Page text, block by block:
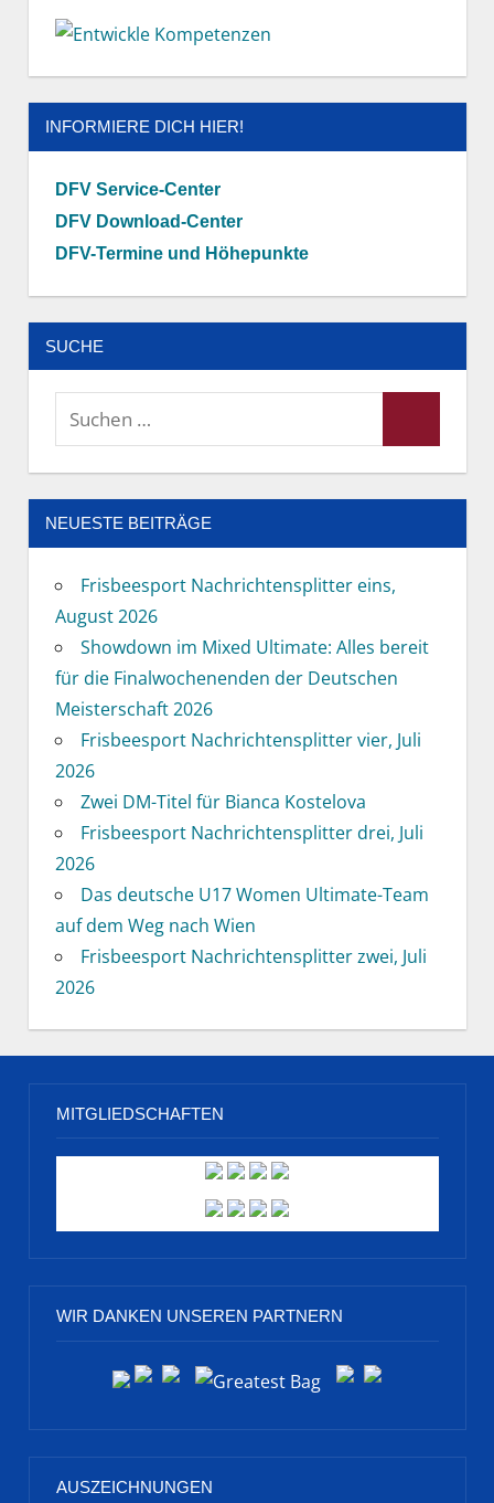
INFORMIERE DICH HIER!
DFV Service-Center
DFV Download-Center
DFV-Termine und Höhepunkte
SUCHE
Suchen
NEUESTE BEITRÄGE
Frisbeesport Nachrichtensplitter eins,
August 2026
Showdown im Mixed Ultimate: Alles bereit
für die Finalwochenenden der Deutschen
Meisterschaft 2026
Frisbeesport Nachrichtensplitter vier, Juli
2026
Zwei DM-Titel für Bianca Kostelova
Frisbeesport Nachrichtensplitter drei, Juli
2026
Das deutsche U17 Women Ultimate-Team
auf dem Weg nach Wien
Frisbeesport Nachrichtensplitter zwei, Juli
2026
MITGLIEDSCHAFTEN
WIR DANKEN UNSEREN PARTNERN
AUSZEICHNUNGEN